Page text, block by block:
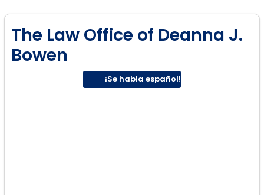
The Law Office of Deanna J.
Bowen
¡Se habla español!